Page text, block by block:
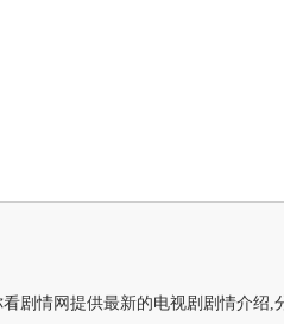
看剧情网提供最新的电视剧剧情介绍,